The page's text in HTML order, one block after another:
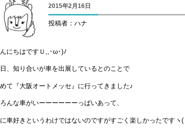
2015年2月16日
投稿者：ハナ
んにちはですＵ,,･ω･)ﾉ
、知り合いが車を出展しているとのことで
て『大阪オートメッセ』に行ってきました♪
んな車がいーーーーーーっぱいあって、
車好きというわけではないのですがすごく楽しかったですヽ(